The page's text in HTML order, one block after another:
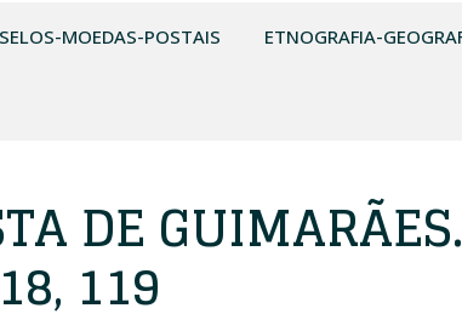
SELOS-MOEDAS-POSTAIS ETNOGRAFIA-
DE
119